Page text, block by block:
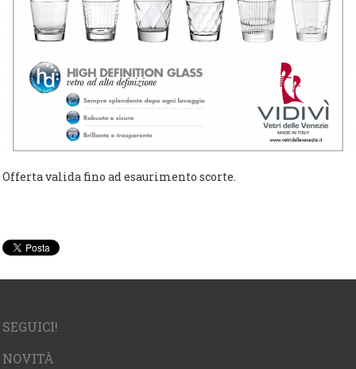
Offerta valida fino ad esaurimento scorte.
SEGUICI!
NOVITÀ